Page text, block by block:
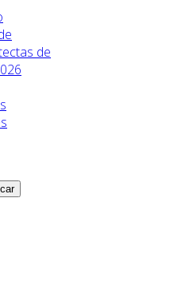
de